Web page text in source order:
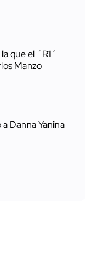
que el ´R1´
Manzo
Danna Yanina